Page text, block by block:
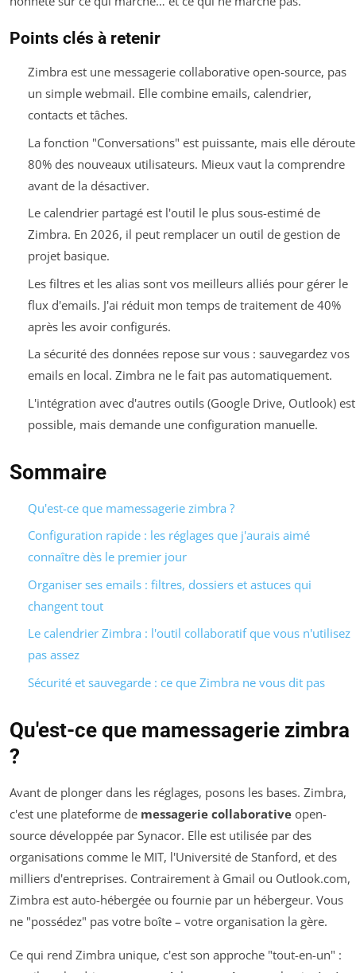
Points clés à retenir
Zimbra est une messagerie collaborative open-source, pas
un simple webmail. Elle combine emails, calendrier,
contacts et tâches.
La fonction "Conversations" est puissante, mais elle déroute
80% des nouveaux utilisateurs. Mieux vaut la comprendre
avant de la désactiver.
Le calendrier partagé est l'outil le plus sous-estimé de
Zimbra. En 2026, il peut remplacer un outil de gestion de
projet basique.
Les filtres et les alias sont vos meilleurs alliés pour gérer le
flux d'emails. J'ai réduit mon temps de traitement de 40%
après les avoir configurés.
La sécurité des données repose sur vous : sauvegardez vos
emails en local. Zimbra ne le fait pas automatiquement.
L'intégration avec d'autres outils (Google Drive, Outlook) est
possible, mais demande une configuration manuelle.
Sommaire
Qu'est-ce que mamessagerie zimbra ?
Configuration rapide : les réglages que j'aurais aimé
connaître dès le premier jour
Organiser ses emails : filtres, dossiers et astuces qui
changent tout
Le calendrier Zimbra : l'outil collaboratif que vous n'utilisez
pas assez
Sécurité et sauvegarde : ce que Zimbra ne vous dit pas
Qu'est-ce que mamessagerie zimbra
?
Avant de plonger dans les réglages, posons les bases. Zimbra,
c'est une plateforme de messagerie collaborative open-
source développée par Synacor. Elle est utilisée par des
organisations comme le MIT, l'Université de Stanford, et des
milliers d'entreprises. Contrairement à Gmail ou Outlook.com,
Zimbra est auto-hébergée ou fournie par un hébergeur. Vous
ne "possédez" pas votre boîte – votre organisation la gère.
Ce qui rend Zimbra unique, c'est son approche "tout-en-un" :